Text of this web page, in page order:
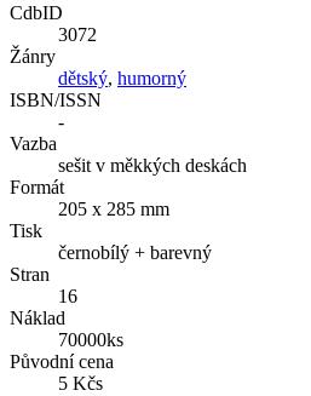
CdbID
3072
Žánry
dětský, humorný
ISBN/ISSN
-
Vazba
sešit v měkkých deskách
Formát
205 x 285 mm
Tisk
černobílý + barevný
Stran
16
Náklad
70000ks
Původní cena
5 Kčs